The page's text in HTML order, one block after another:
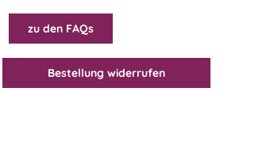
zu den FAQs
Bestellung widerrufen